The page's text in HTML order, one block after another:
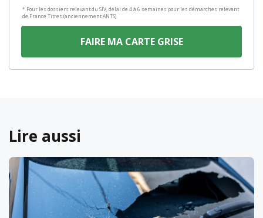
* Pour les dossiers relevant du SIV, délai de 4 à 6 semaines pour les démarches relevant
de France Titres (anciennement ANTS)
FAIRE MA CARTE GRISE
Lire aussi